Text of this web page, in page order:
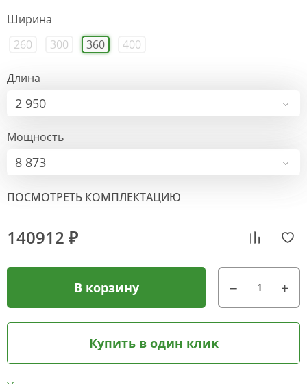
Ширина
260
300 360 400
Длина
2 950
Мощность
8 873
ПОСМОТРЕТЬ КОМПЛЕКТАЦИЮ
140912 ₽
В корзину
Купить в один клик